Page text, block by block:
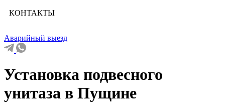
КОНТАКТЫ
Аварийный выезд
Установка подвесного
унитаза в Пущине